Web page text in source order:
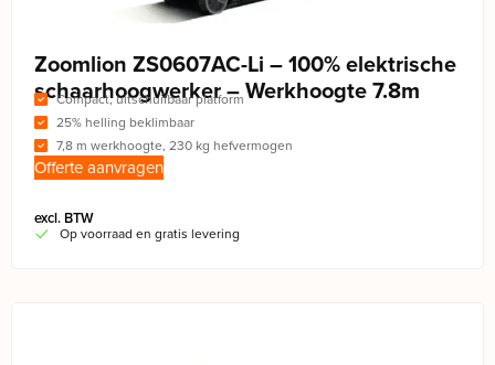
Zoomlion ZS0607AC-Li – 100% elektrische
schaarhoogwerker – Werkhoogte 7.8m
Compact, uitschuifbaar platform
25% helling beklimbaar
7,8 m werkhoogte, 230 kg hefvermogen
Offerte aanvragen
excl. BTW
Op voorraad en gratis levering